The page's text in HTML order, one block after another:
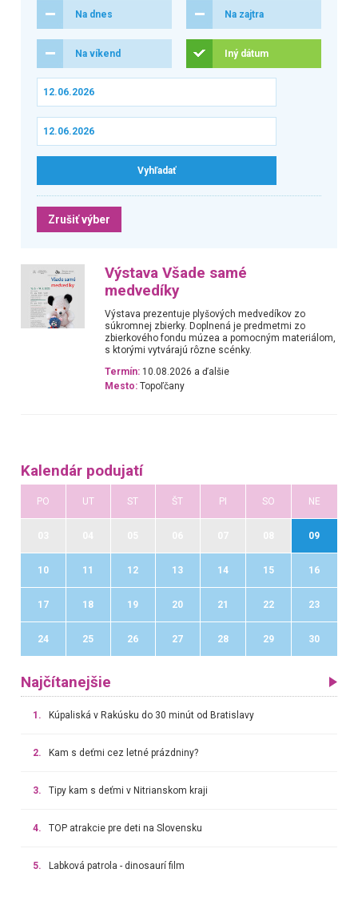
Na dnes Na zajtra
Na víkend Iný dátum
Zrušiť výber
Výstava Všade samé
medvedíky
Výstava prezentuje plyšových medvedíkov zo
súkromnej zbierky. Doplnená je predmetmi zo
zbierkového fondu múzea a pomocným materiálom,
s ktorými vytvárajú rôzne scénky.
Termín: 10.08.2026 a ďalšie
Mesto: Topoľčany
Kalendár podujatí
PO UT ST ŠT PI SO NE
09
10 11 12 13 14 15 16
17 18 19 20 21 22 23
24 25 26 27 28 29 30
Najčítanejšie
1. Kúpaliská v Rakúsku do 30 minút od Bratislavy
2. Kam s deťmi cez letné prázdniny?
3. Tipy kam s deťmi v Nitrianskom kraji
4. TOP atrakcie pre deti na Slovensku
5. Labková patrola - dinosaurí film